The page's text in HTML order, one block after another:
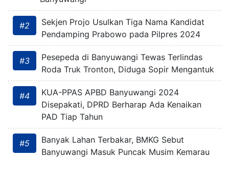
#2
Sekjen Projo Usulkan Tiga Nama Kandidat
Pendamping Prabowo pada Pilpres 2024
#3
Pesepeda di Banyuwangi Tewas Terlindas
Roda Truk Tronton, Diduga Sopir Mengantuk
#4
KUA-PPAS APBD Banyuwangi 2024
Disepakati, DPRD Berharap Ada Kenaikan
PAD Tiap Tahun
#5
Banyak Lahan Terbakar, BMKG Sebut
Banyuwangi Masuk Puncak Musim Kemarau